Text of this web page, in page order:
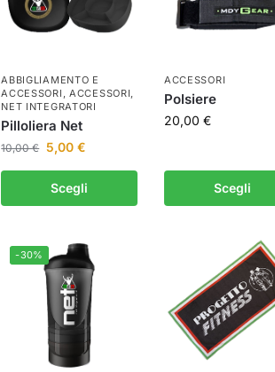
ABBIGLIAMENTO E
ACCESSORI , ACCESSORI,
NET INTEGRATORI
Pilloliera Net
10,00€ 5,00€
Scegli
ACCESSORI
Polsiere
20,00 €
Scegli
-30%